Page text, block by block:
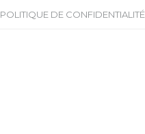
POLITIQUE DE CONFIDENTIALITÉ